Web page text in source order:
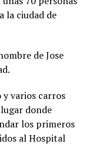
la ciudad de
de Jose
y varios carros
donde
los primeros
al Hospital